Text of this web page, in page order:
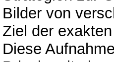
Bilder von
Ziel der
Diese